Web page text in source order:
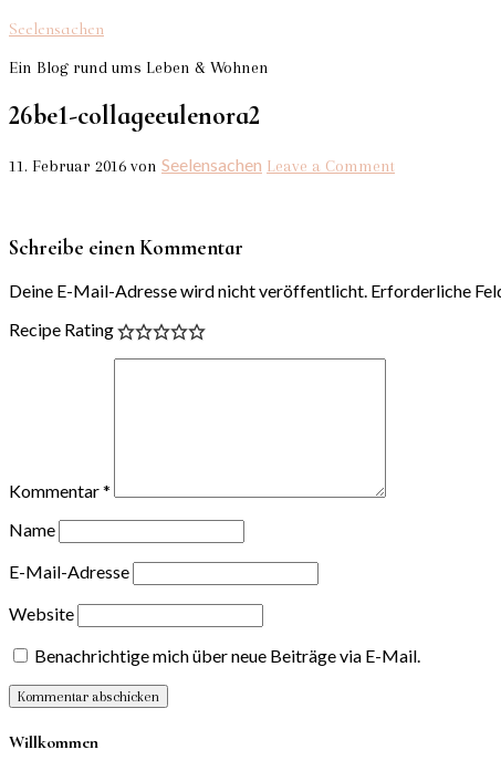
Seelensachen
Ein Blog rund ums Leben & Wohnen
26be1-collageeulenora2
11. Februar 2016 von Seelensachen Leave a Comment
Schreibe einen Kommentar
Deine E-Mail-Adresse wird nicht veröffentlicht. Erforderliche
Recipe Rating
Kommentar*
Name
E-Mail-Adresse
Website
Benachrichtige mich über neue Beiträge via E-Mail.
Willkommen